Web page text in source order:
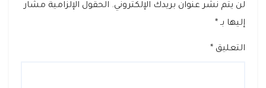
لن يتم نشر عنوان بريدك الإلكتروني. الحقول الإلزامية مشار
إليها بـ *
التعليق *